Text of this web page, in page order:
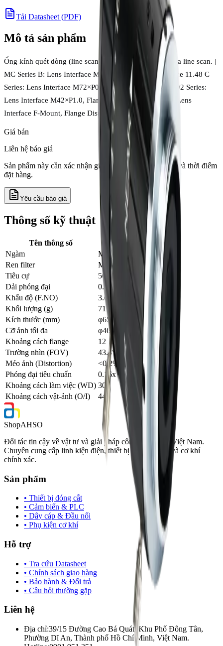
Tải Datasheet (PDF)
Mô tả sản phẩm
Ống kính quét dòng (line scan) Chiopt 8K5μ cho camera line scan. |
MC Series B: Lens Interface M58×P0.75, Flange Distance 11.48 C
Series: Lens Interface M72×P0.75, Flange Distance 12 D2 Series:
Lens Interface M42×P1.0, Flange Distance 12 F Series: Lens
Interface F-Mount, Flange Distance 46.5
Giá bán
Liên hệ báo giá
Sản phẩm này cần xác nhận giá theo số lượng, tồn kho và thời điểm
đặt hàng.
Yêu cầu báo giá
Thông số kỹ thuật
Tên thông số
Giá trị
Ngàm
M58×P0.75
Ren filter
M62×P0.75
Tiêu cự
50mm
Dải phóng đại
0.02x-0.5x
Khẩu độ (F.NO)
3.6-22
Khối lượng (g)
717.38
Kích thước (mm)
φ65×(132-152.7)
Cỡ ảnh tối đa
φ46
Khoảng cách flange
12
Trường nhìn (FOV)
43.4°(D)
Méo ảnh (Distortion)
<0.2%
Phóng đại tiêu chuẩn
0.16x
Khoảng cách làm việc (WD) 300
Khoảng cách vật-ảnh (O/I)
444
ShopAHSO
Đối tác tin cậy về vật tư và giải pháp công nghiệp tại Việt Nam.
Chuyên cung cấp linh kiện điện, thiết bị tự động hóa và cơ khí
chính xác.
Sản phẩm
• Thiết bị đóng cắt
• Cảm biến & PLC
• Dây cáp & Đầu nối
• Phụ kiện cơ khí
Hỗ trợ
• Tra cứu Datasheet
• Chính sách giao hàng
• Bảo hành & Đổi trả
• Câu hỏi thường gặp
Liên hệ
Địa chỉ:39/15 Đường Cao Bá Quát, Khu Phố Đông Tân,
Phường Dĩ An, Thành phố Hồ Chí Minh, Việt Nam.